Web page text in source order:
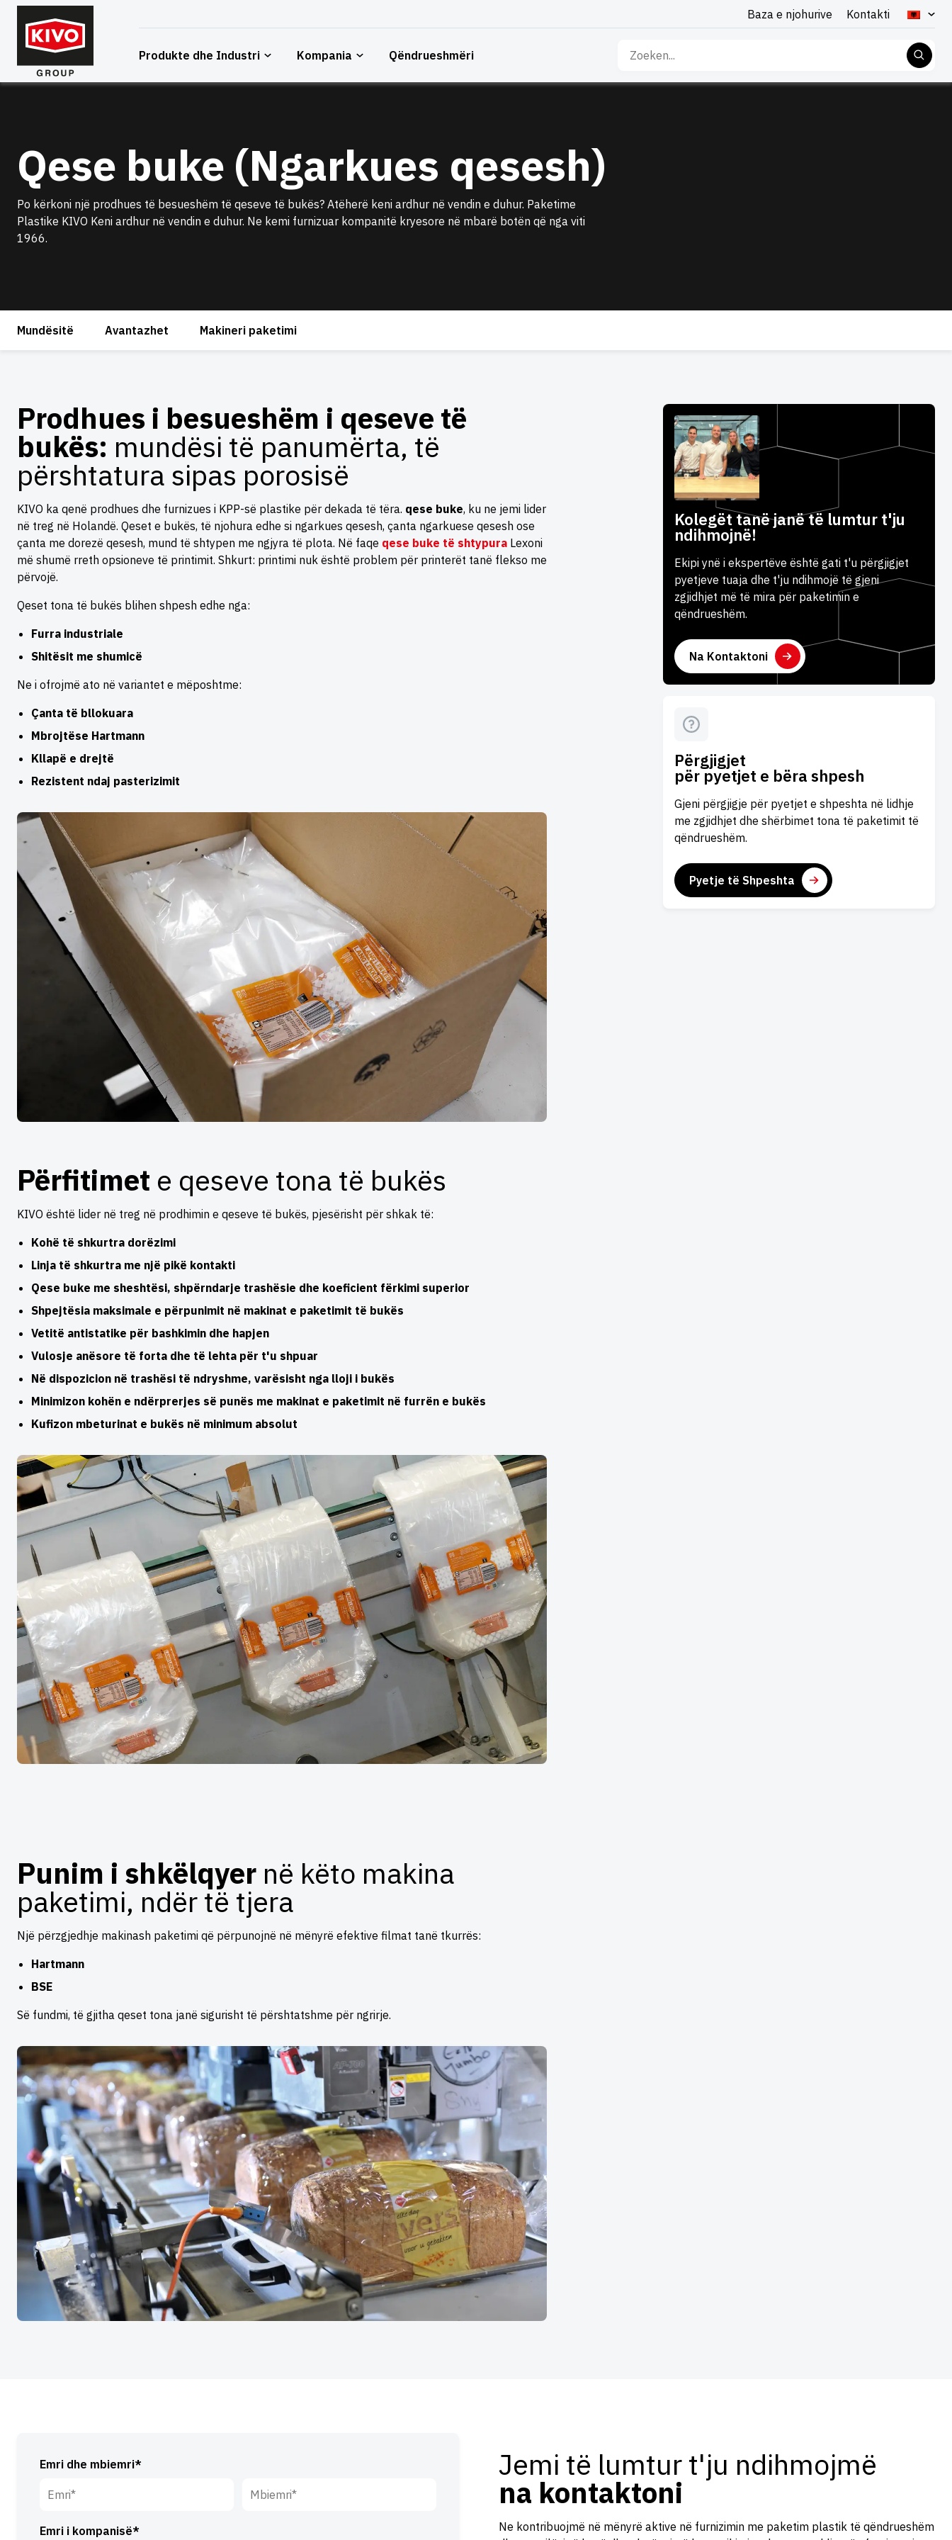
Kapërce
përmbajtja
Baza e njohurive Kontakti
Produkte dhe Industri Kompania Qëndrueshmëri
Kërko
Qese buke (Ngarkues qesesh)
Po kërkoni një prodhues të besueshëm të qeseve të bukës? Atëherë keni ardhur në vendin e duhur. Paketime
Plastike KIVO Keni ardhur në vendin e duhur. Ne kemi furnizuar kompanitë kryesore në mbarë botën që nga viti
1966.
Mundësitë Avantazhet Makineri paketimi
Prodhues i besueshëm i qeseve të
bukës: mundësi të panumërta, të
përshtatura sipas porosisë
KIVO ka qenë prodhues dhe furnizues i KPP-së plastike për dekada të tëra. qese buke, ku ne jemi lider
në treg në Holandë. Qeset e bukës, të njohura edhe si ngarkues qesesh, çanta ngarkuese qesesh ose
çanta me dorezë qesesh, mund të shtypen me ngjyra të plota. Në faqe qese buke të shtypura Lexoni
më shumë rreth opsioneve të printimit. Shkurt: printimi nuk është problem për printerët tanë flekso me
përvojë.
Qeset tona të bukës blihen shpesh edhe nga:
Furra industriale
Shitësit me shumicë
Ne i ofrojmë ato në variantet e mëposhtme:
Çanta të bllokuara
Mbrojtëse Hartmann
Kllapë e drejtë
Rezistent ndaj pasterizimit
Përfitimet e qeseve tona të bukës
KIVO është lider në treg në prodhimin e qeseve të bukës, pjesërisht për shkak të:
Kohë të shkurtra dorëzimi
Linja të shkurtra me një pikë kontakti
Qese buke me sheshtësi, shpërndarje trashësie dhe koeficient fërkimi superior
Shpejtësia maksimale e përpunimit në makinat e paketimit të bukës
Vetitë antistatike për bashkimin dhe hapjen
Vulosje anësore të forta dhe të lehta për t'u shpuar
Në dispozicion në trashësi të ndryshme, varësisht nga lloji i bukës
Minimizon kohën e ndërprerjes së punës me makinat e paketimit në furrën e bukës
Kufizon mbeturinat e bukës në minimum absolut
Punim i shkëlqyer në këto makina
paketimi, ndër të tjera
Një përzgjedhje makinash paketimi që përpunojnë në mënyrë efektive filmat tanë tkurrës:
Hartmann
BSE
Së fundmi, të gjitha qeset tona janë sigurisht të përshtatshme për ngrirje.
Kolegët tanë janë të lumtur t'ju
ndihmojnë!
Ekipi ynë i ekspertëve është gati t'u përgjigjet
pyetjeve tuaja dhe t'ju ndihmojë të gjeni
zgjidhjet më të mira për paketimin e
qëndrueshëm.
Na Kontaktoni
Përgjigjet
për pyetjet e bëra shpesh
Gjeni përgjigje për pyetjet e shpeshta në lidhje
me zgjidhjet dhe shërbimet tona të paketimit të
qëndrueshëm.
Pyetje të Shpeshta
Emri dhe mbiemri*
Emri i kompanisë*
Jemi të lumtur t'ju ndihmojmë
na kontaktoni
Ne kontribuojmë në mënyrë aktive në furnizimin me paketim plastik të qëndrueshëm